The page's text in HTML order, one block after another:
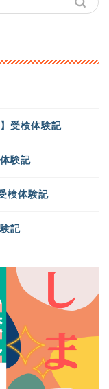
受検体験記
験記
検体験記
記